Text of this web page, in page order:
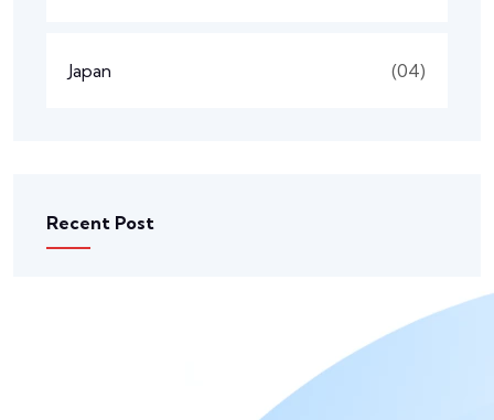
Japan (04)
Recent Post